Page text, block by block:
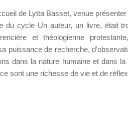
de Lytta Basset, venue
du cycle Un auteur, un livre, était
et théologienne
puissance de recherche,
dans la nature humaine et dans
sont une richesse de vie et de